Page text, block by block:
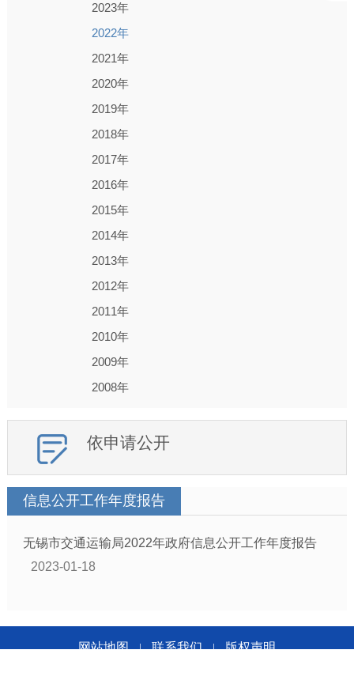
2023年
2022年
2021年
2020年
2019年
2018年
2017年
2016年
2015年
2014年
2013年
2012年
2011年
2010年
2009年
2008年
依申请公开
信息公开工作年度报告
无锡市交通运输局2022年政府信息公开工作年度报告
2023-01-18
网站地图 | 联系我们 | 版权声明